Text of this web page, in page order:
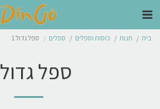
בית חנות כוסות וספלים ספלים ספל גדול 1
ספל גדול 1